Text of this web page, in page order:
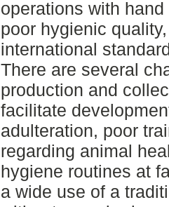
operations with
poor hygienic
international
There are several
production and
facilitate
adulteration, poor
regarding animal
hygiene routines at
a wide use of a